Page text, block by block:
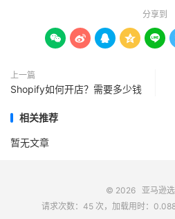
分享到
    
上一篇
Shopify如何开店？需要多少钱
相关推荐
暂无文章
© 2026 亚马逊
请求次数：45 次，加载用时：